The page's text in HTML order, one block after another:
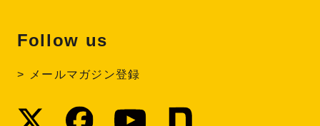
Follow us
メールマガジン登録